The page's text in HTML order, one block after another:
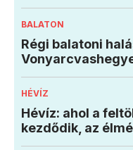
BALATON
Régi balatoni
HÉVÍZ
Hévíz: ahol a
kezdődik, az